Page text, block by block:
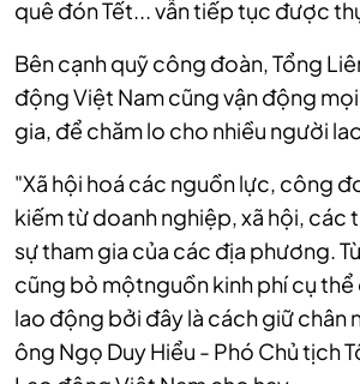
quê đón Tết... vẫn tiếp tục được
Bên cạnh quỹ công đoàn, Tổng
động Việt Nam cũng vận động
gia, để chăm lo cho nhiều người
"Xã hội hoá các nguồn lực, công
kiếm từ doanh nghiệp, xã hội, các
sự tham gia của các địa phương.
cũng bỏ mộtnguồn kinh phí cụ
lao động bởi đây là cách giữ chân
ông Ngọ Duy Hiểu - Phó Chủ tịch